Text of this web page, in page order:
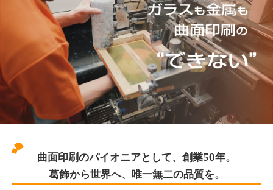
曲面印刷のパイオニアとして、創業50年。
葛飾から世界へ、唯一無二の品質を。